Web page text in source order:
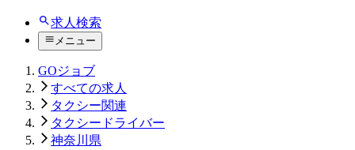
求人検索
メニュー
GOジョブ
すべての求人
タクシー関連
タクシードライバー
神奈川県